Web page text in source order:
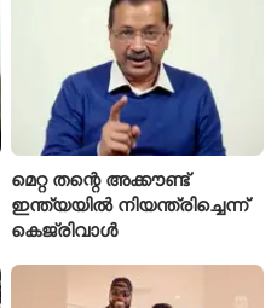
മെറ്റ തന്റെ അക്കൗണ്ട്
ഇന്ത്യയിൽ നിയന്ത്രിച്ചെന്ന്
കെജ്‌രിവാൾ